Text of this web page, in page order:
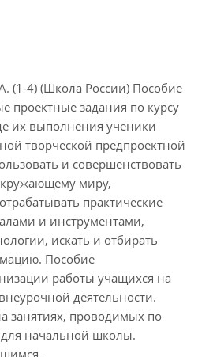
(1-4) (Школа России) Пособие
проектные задания по курсу
их выполнения ученики
творческой предпроектной
и совершенствовать
миру,
практические
и инструментами,
искать и отбирать
Пособие
работы учащихся на
деятельности.
занятиях, проводимых по
начальной школы.